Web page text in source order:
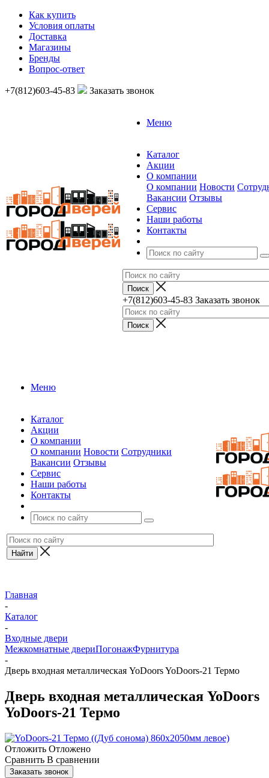
Как купить
Условия оплаты
Доставка
Магазины
Бренды
Вопрос-ответ
+7(812)603-45-83 Заказать звонок
Меню
Каталог
Акции
О компании
О компании Новости
Вакансии Отзывы
Сервис
Наши работы
Контакты
+7(812)603-45-83 Заказать звонок
Меню
Каталог
Акции
О компании
О компании Новости Сотрудники
Вакансии Отзывы
Сервис
Наши работы
Контакты
Главная
-
Каталог
-
Входные двери
Межкомнатные двериПогонажФурнитура
-
Дверь входная металлическая YoDoors YoDoors-21 Термо
Дверь входная металлическая YoDoors
YoDoors-21 Термо
Отложить Отложено
Сравнить В сравнении
Заказать звонок